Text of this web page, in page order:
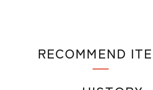
RECOMMEND